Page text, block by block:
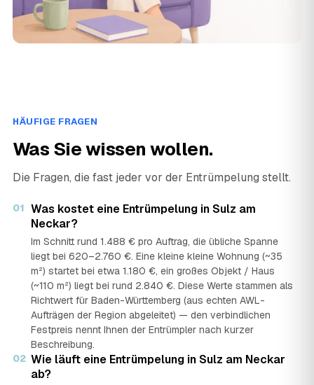
HÄUFIGE FRAGEN
Was Sie wissen wollen.
Die Fragen, die fast jeder vor der Entrümpelung stellt.
01 Was kostet eine Entrümpelung in Sulz am
Neckar?
Im Schnitt rund 1.488 € pro Auftrag, die übliche Spanne
liegt bei 620–2.760 €. Eine kleine kleine Wohnung (~35
m²) startet bei etwa 1.180 €, ein großes Objekt / Haus
(~110 m²) liegt bei rund 2.840 €. Diese Werte stammen als
Richtwert für Baden-Württemberg (aus echten AWL-
Aufträgen der Region abgeleitet) — den verbindlichen
Festpreis nennt Ihnen der Entrümpler nach kurzer
Beschreibung.
02 Wie läuft eine Entrümpelung in Sulz am Neckar
ab?